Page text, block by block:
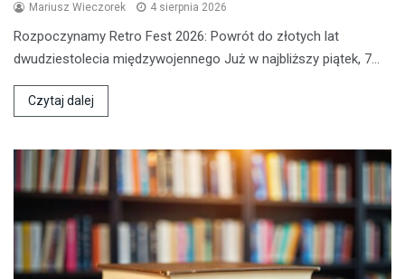
Mariusz Wieczorek 4 sierpnia 2026
Rozpoczynamy Retro Fest 2026: Powrót do złotych lat
dwudziestolecia międzywojennego Już w najbliższy piątek, 7…
Czytaj dalej